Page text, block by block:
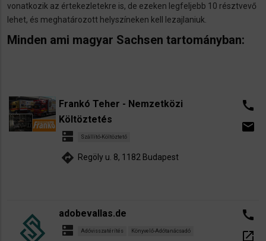
vonatkozik az értekezletekre is, de ezeken legfeljebb 10 résztvevő
lehet, és meghatározott helyszíneken kell lezajlaniuk.
Minden ami magyar Sachsen tartományban:
Frankó Teher - Nemzetközi
Költöztetés
dns Szállító-Költöztető
directions Regöly u. 8, 1182 Budapest
call
email
adobevallas.de
dns Adóvisszatérítés Könyvelő-Adótanácsadó
call
open_in_new